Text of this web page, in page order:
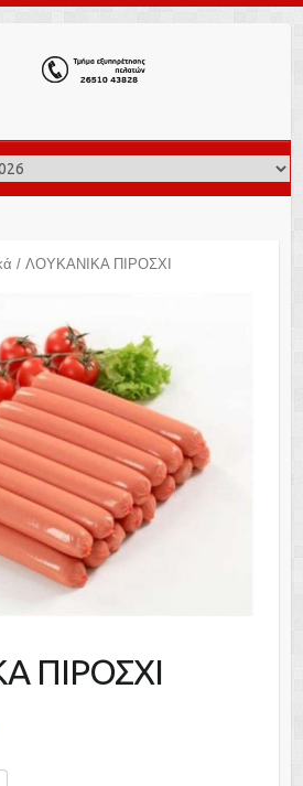
/ ΛΟΥΚΑΝΙΚΑ ΠΙΡΟΣΧΙ
ΠΙΡΟΣΧΙ